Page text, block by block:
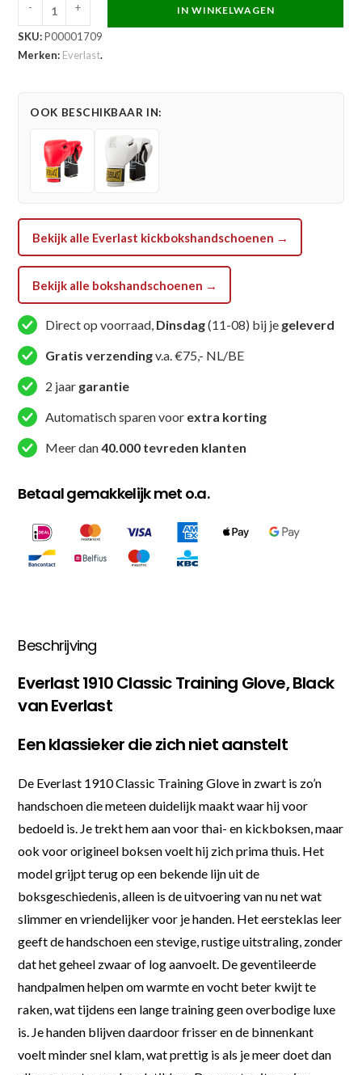
Everlast
Bokshandschoen
-
Training
Zwart
aantal
- + IN WINKELWAGEN
SKU:P00001709
Merken: Everlast.
OOK BESCHIKBAAR IN:
Bekijk alle Everlast kickbokshandschoenen →
Bekijk alle bokshandschoenen →
Direct op voorraad, Dinsdag(11-08) bij je geleverd
Gratis verzendingv.a. €75,- NL/BE
2 jaar garantie
Automatisch sparen voor extra korting
Meer dan40.000 tevreden klanten
Betaal gemakkelijk met o.a.
Beschrijving
Everlast 1910 Classic Training Glove, Black
van Everlast
Een klassieker die zich niet aanstelt
De Everlast 1910 Classic Training Glove in zwart is zo’n
handschoen die meteen duidelijk maakt waar hij voor
bedoeld is. Je trekt hem aan voor thai- en kickboksen, maar
ook voor origineel boksen voelt hij zich prima thuis. Het
model grijpt terug op een bekende lijn uit de
boksgeschiedenis, alleen is de uitvoering van nu net wat
slimmer en vriendelijker voor je handen. Het eersteklas leer
geeft de handschoen een stevige, rustige uitstraling, zonder
dat het geheel zwaar of log aanvoelt. De geventileerde
handpalmen helpen om warmte en vocht beter kwijt te
raken, wat tijdens een lange training geen overbodige luxe
is. Je handen blijven daardoor frisser en de binnenkant
voelt minder snel klam, wat prettig is als je meer doet dan